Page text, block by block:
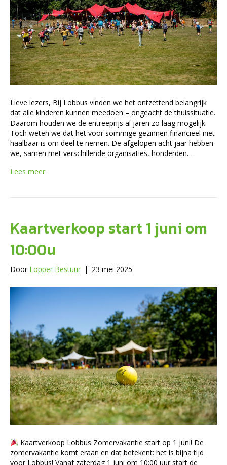
Lieve lezers, Bij Lobbus vinden we het ontzettend belangrijk
dat alle kinderen kunnen meedoen – ongeacht de thuissituatie.
Daarom houden we de entreeprijs al jaren zo laag mogelijk.
Toch weten we dat het voor sommige gezinnen financieel niet
haalbaar is om deel te nemen. De afgelopen acht jaar hebben
we, samen met verschillende organisaties, honderden…
Lees meer
Kaartverkoop start 1 juni om
10:00u
Door Lopper Bestuur | 23 mei 2025
Kaartverkoop Lobbus Zomervakantie start op 1 juni! De
zomervakantie komt eraan en dat betekent: het is bijna tijd
voor Lobbus! Vanaf zaterdag 1 juni om 10:00 uur start de